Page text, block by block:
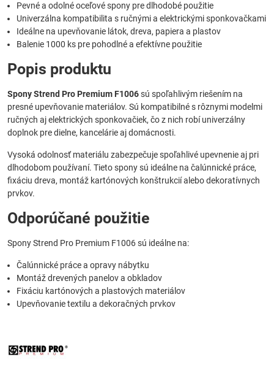
Pevné a odolné oceľové spony pre dlhodobé použitie
Univerzálna kompatibilita s ručnými a elektrickými sponkovačkami
Ideálne na upevňovanie látok, dreva, papiera a plastov
Balenie 1000 ks pre pohodlné a efektívne použitie
Popis produktu
Spony Strend Pro Premium F1006sú spoľahlivým riešením na
presné upevňovanie materiálov. Sú kompatibilné s rôznymi modelmi
ručných aj elektrických sponkovačiek, čo z nich robí univerzálny
doplnok pre dielne, kancelárie aj domácnosti.
Vysoká odolnosť materiálu zabezpečuje spoľahlivé upevnenie aj pri
dlhodobom používaní. Tieto spony sú ideálne na čalúnnické práce,
fixáciu dreva, montáž kartónových konštrukcií alebo dekoratívnych
prvkov.
Odporúčané použitie
Spony Strend Pro Premium F1006 sú ideálne na:
Čalúnnické práce a opravy nábytku
Montáž drevených panelov a obkladov
Fixáciu kartónových a plastových materiálov
Upevňovanie textilu a dekoračných prvkov